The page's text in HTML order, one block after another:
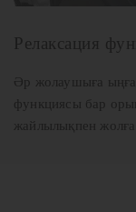
Релаксация
Әр жолаушыға
функциясы бар
жайлылықпен